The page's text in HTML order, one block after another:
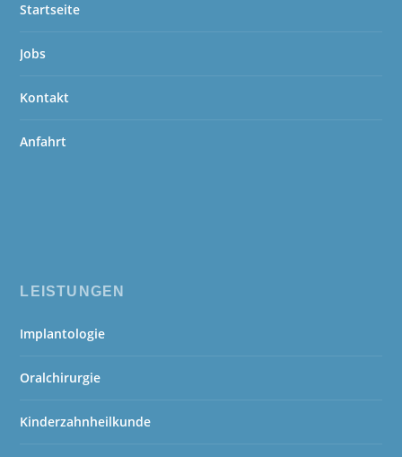
Startseite
Jobs
Kontakt
Anfahrt
LEISTUNGEN
Implantologie
Oralchirurgie
Kinderzahnheilkunde